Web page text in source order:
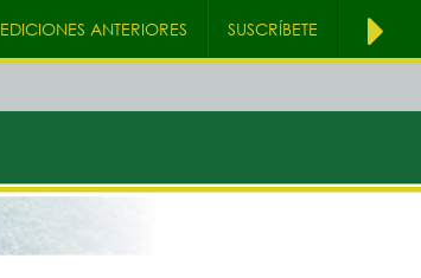
EDICIONES ANTERIORES SUSCRÍBETE